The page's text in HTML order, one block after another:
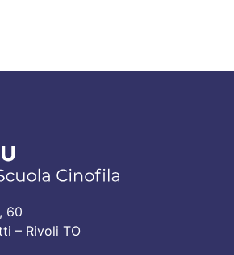
60
– Rivoli TO